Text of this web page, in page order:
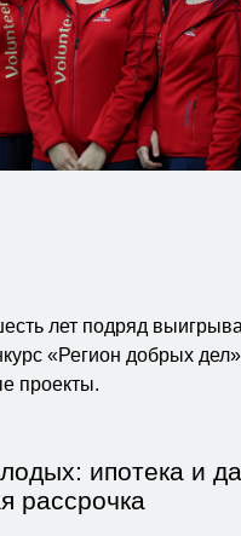
лет подряд
«Регион добрых
проекты.
ипотека и
рассрочка